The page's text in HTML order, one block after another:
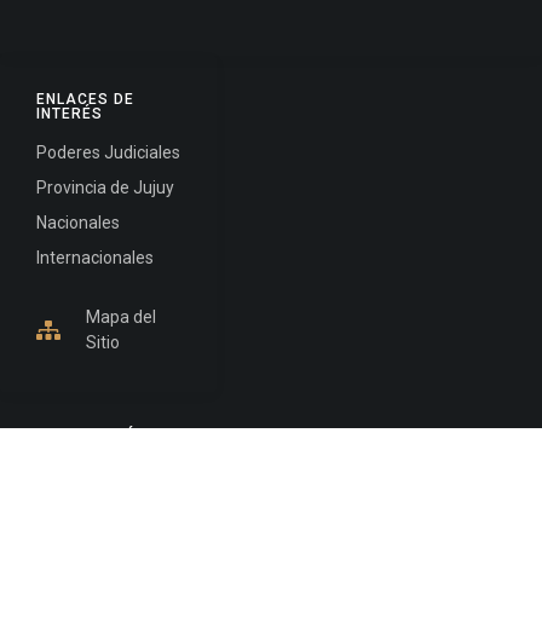
ENLACES DE
INTERÉS
Poderes Judiciales
Provincia de Jujuy
Nacionales
Internacionales
Mapa del
Sitio